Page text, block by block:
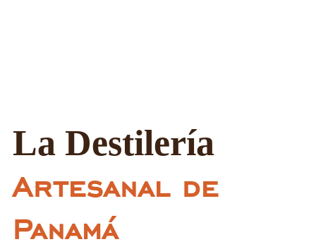
La Destilería
Artesanal de
Panamá